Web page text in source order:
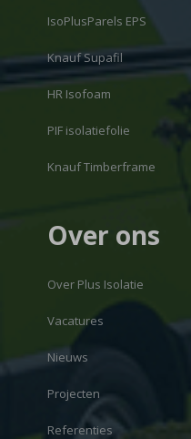
IsoPlusParels EPS
Knauf Supafil
HR Isofoam
PIF isolatiefolie
Knauf Timberframe
Over ons
Over Plus Isolatie
Vacatures
Nieuws
Projecten
Referenties